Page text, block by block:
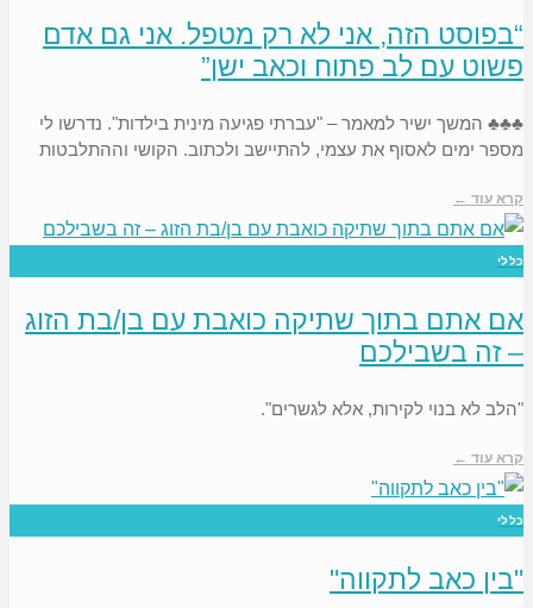
“בפוסט הזה, אני לא רק מטפל. אני גם אדם
פשוט עם לב פתוח וכאב ישן”
♣♣♣ המשך ישיר למאמר – "עברתי פגיעה מינית בילדות". נדרשו לי
מספר ימים לאסוף את עצמי, להתיישב ולכתוב. הקושי וההתלבטות
קרא עוד ←
כללי
אם אתם בתוך שתיקה כואבת עם בן/בת הזוג
– זה בשבילכם
"הלב לא בנוי לקירות, אלא לגשרים".
קרא עוד ←
כללי
"בין כאב לתקווה"